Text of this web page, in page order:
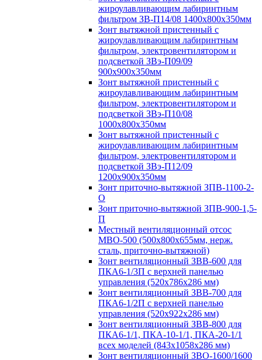
жироулавливающим лабиринтным
фильтром ЗВ-П14/08 1400х800х350мм
Зонт вытяжной пристенный с
жироулавливающим лабиринтным
фильтром, электровентилятором и
подсветкой ЗВэ-П09/09
900х900х350мм
Зонт вытяжной пристенный с
жироулавливающим лабиринтным
фильтром, электровентилятором и
подсветкой ЗВэ-П10/08
1000х800х350мм
Зонт вытяжной пристенный с
жироулавливающим лабиринтным
фильтром, электровентилятором и
подсветкой ЗВэ-П12/09
1200х900х350мм
Зонт приточно-вытяжной ЗПВ-1100-2-
О
Зонт приточно-вытяжной ЗПВ-900-1,5-
П
Местный вентиляционный отсос
МВО-500 (500х800х655мм, нерж.
сталь, приточно-вытяжной)
Зонт вентиляционный ЗВВ-600 для
ПКА6-1/3П с верхней панелью
управления (520х786х286 мм)
Зонт вентиляционный ЗВВ-700 для
ПКА6-1/2П с верхней панелью
управления (520х922х286 мм)
Зонт вентиляционный ЗВВ-800 для
ПКА6-1/1, ПКА-10-1/1, ПКА-20-1/1
всех моделей (843х1058х286 мм)
Зонт вентиляционный ЗВО-1600/1600